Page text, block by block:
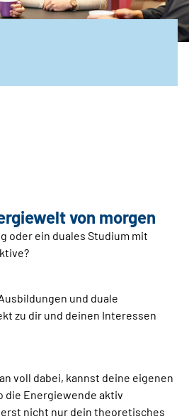
von morgen
oder ein duales Studium mit
und duale
zu dir und deinen Interessen
voll dabei, kannst deine eigenen
die Energiewende aktiv
nicht nur dein theoretisches